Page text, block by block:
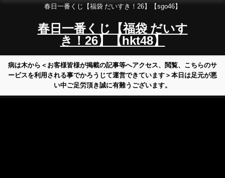
春日一番くじ【福袋 だいすき！26】【sgo46】
春日一番くじ【福袋 だいす
き！26】【hkt48】
病は木から＜お客様皆様が掲載の記事等へアクセス、閲覧、こちらのサ
ービスを利用される事でかろうじて運営できています＞本日は足元が悪
い中ご足労頂き誠に有難うございます。